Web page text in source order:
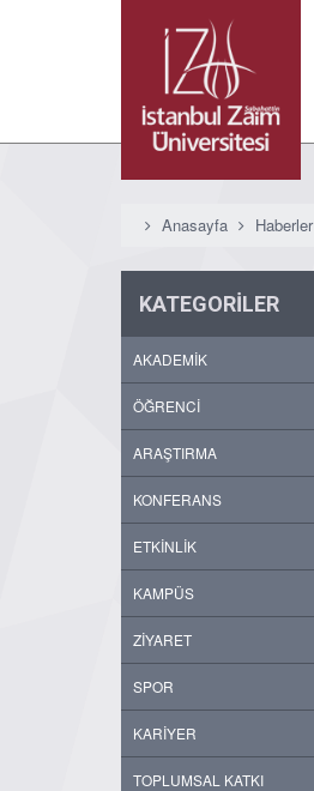
Anasayfa Haberler
KATEGORİLER
AKADEMİK
ÖĞRENCİ
ARAŞTIRMA
KONFERANS
ETKİNLİK
KAMPÜS
ZİYARET
SPOR
KARİYER
TOPLUMSAL KATKI